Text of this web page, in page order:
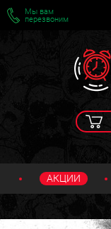
Мы вам
перезвоним
АКЦИИ